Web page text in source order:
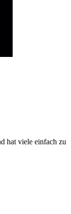
hat viele einfach zu